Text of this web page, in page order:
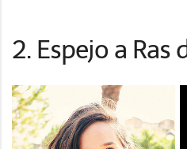
2. Espejo a Ras